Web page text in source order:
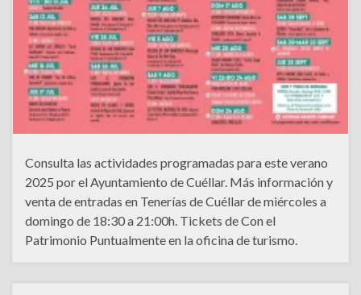
Consulta las actividades programadas para este verano
2025 por el Ayuntamiento de Cuéllar. Más información y
venta de entradas en Tenerías de Cuéllar de miércoles a
domingo de 18:30 a 21:00h. Tickets de Con el
Patrimonio Puntualmente en la oficina de turismo.